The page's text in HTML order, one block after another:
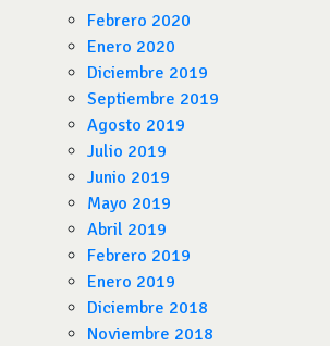
Febrero 2020
Enero 2020
Diciembre 2019
Septiembre 2019
Agosto 2019
Julio 2019
Junio 2019
Mayo 2019
Abril 2019
Febrero 2019
Enero 2019
Diciembre 2018
Noviembre 2018